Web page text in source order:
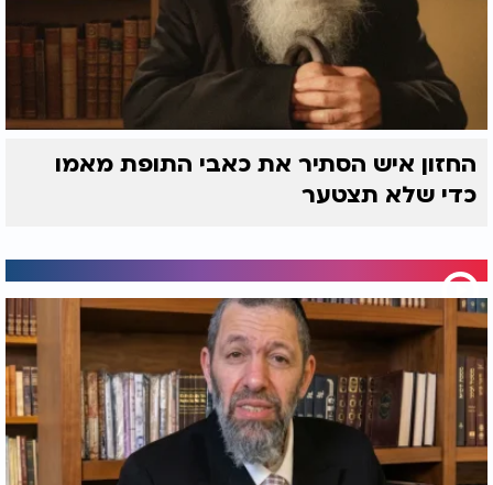
החזון איש הסתיר את כאבי התופת מאמו
כדי שלא תצטער